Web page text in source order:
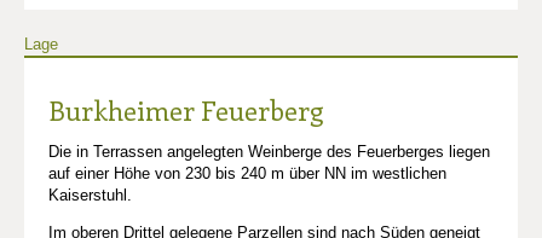
Lage
Burkheimer Feuerberg
Die in Terrassen angelegten Weinberge des Feuerberges liegen
auf einer Höhe von 230 bis 240 m über NN im westlichen
Kaiserstuhl.
Im oberen Drittel gelegene Parzellen sind nach Süden geneigt